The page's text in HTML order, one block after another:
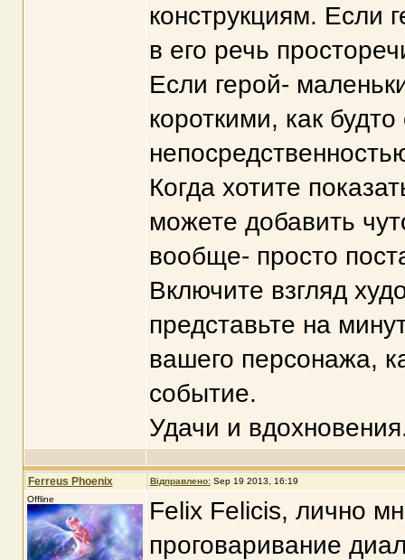
конструкциям. Если
в его речь
Если герой-
короткими, как
Когда хотите
можете добавить
вообще- просто
Включите взгляд
представьте на
вашего персонажа,
событие.
Удачи и
Ferreus Phoenix Відправлено: Sep 19 2013, 16:19
Offline
Felix Felicis, лично
проговаривание